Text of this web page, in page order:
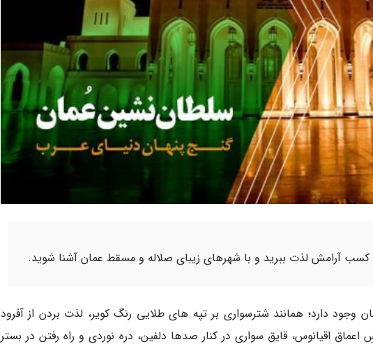
کسب آرامش لذت ببرید و با شهرهای زیبای صلاله و مسقط عمان آشنا شوید.
وجود دارد؛ همانند شترسواری بر تپه های طلایی رنگ کویر، لذت بردن از آفرود
اقیانوس، قایق سواری در کنار صدها دلفین، دره نوردی و راه رفتن در بستر